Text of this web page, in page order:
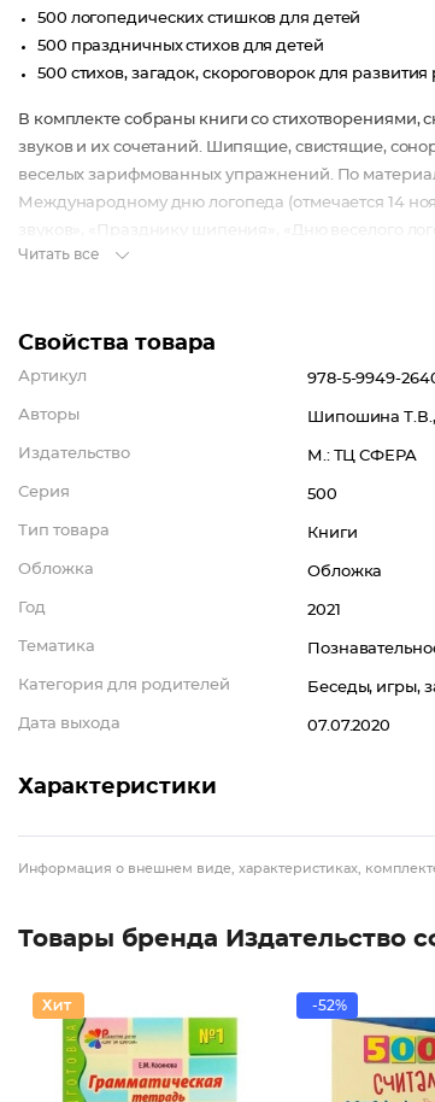
500 логопедических стишков для детей
500 праздничных стихов для детей
500 стихов, загадок, скороговорок для развития
В комплекте собраны книги со стихотворениями,
звуков и их сочетаний. Шипящие, свистящие,
веселых зарифмованных упражнений. По
Международному дню логопеда (отмечается 14
звуков», «Празднику шипения», «Дню веселого
для детей».
Читать все
Свойства товара
Артикул 978-5-9949-
Авторы Шипошина
Издательство М.: ТЦ СФЕРА
Серия 500
Тип товара Книги
Обложка Обложка
Год 2021
Тематика
Категория для родителей Беседы, игры,
Дата выхода 07.07.2020
Характеристики
Информация о внешнем виде, характеристиках,
Товары бренда Издательство
-52%